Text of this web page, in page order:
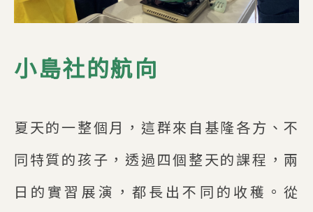
小島社的航向
夏天的一整個月，這群來自基隆各方、不
同特質的孩子，透過四個整天的課程，兩
日的實習展演，都長出不同的收穫。從